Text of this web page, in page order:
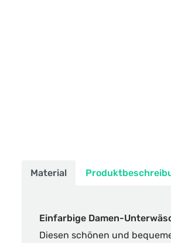
Material
Einfarbige Damen-
Diesen schönen und